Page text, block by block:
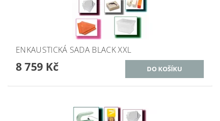
ENKAUSTICKÁ SADA BLACK XXL
8 759 Kč